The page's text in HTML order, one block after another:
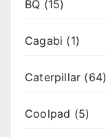
BQ (15)
Cagabi (1)
Caterpillar (64)
Coolpad (5)